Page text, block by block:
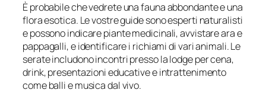
È probabile che vedrete una fauna abbondante e una
flora esotica. Le vostre guide sono esperti naturalisti
e possono indicare piante medicinali, avvistare ara e
pappagalli, e identificare i richiami di vari animali. Le
serate includono incontri presso la lodge per cena,
drink, presentazioni educative e intrattenimento
come balli e musica dal vivo.